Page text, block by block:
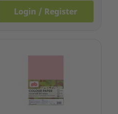
Login / Register